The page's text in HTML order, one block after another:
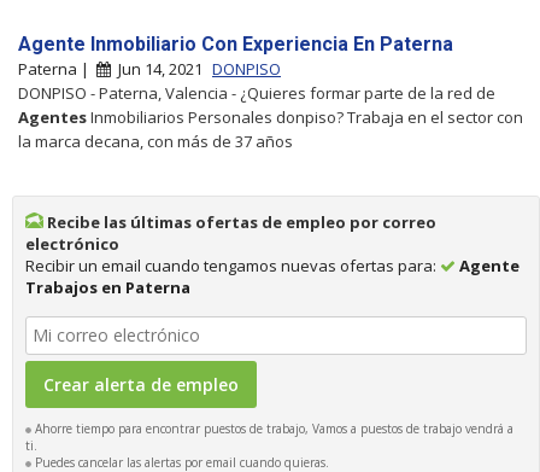
Agente Inmobiliario Con Experiencia En Paterna
Paterna | Jun 14, 2021 DONPISO
DONPISO - Paterna, Valencia - ¿Quieres formar parte de la red de
AgentesInmobiliarios Personales donpiso? Trabaja en el sector con
la marca decana, con más de 37 años
Recibe las últimas ofertas de empleo por correo
electrónico
Recibir un email cuando tengamos nuevas ofertas para:
Agente
Trabajos en Paterna
Ahorre tiempo para encontrar puestos de trabajo, Vamos a puestos de trabajo vendrá a
ti.
Puedes cancelar las alertas por email cuando quieras.